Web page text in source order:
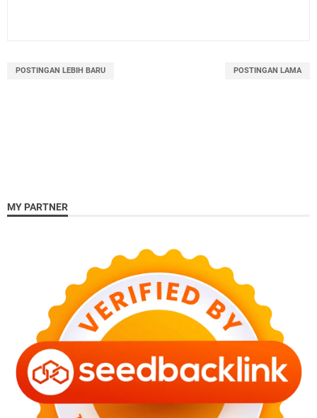
POSTINGAN LEBIH BARU POSTINGAN LAMA
MY PARTNER